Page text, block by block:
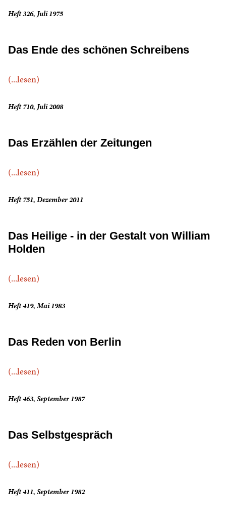
Heft 326, Juli 1975
Das Ende des schönen Schreibens
(...lesen)
Heft 710, Juli 2008
Das Erzählen der Zeitungen
(...lesen)
Heft 751, Dezember 2011
Das Heilige - in der Gestalt von William
Holden
(...lesen)
Heft 419, Mai 1983
Das Reden von Berlin
(...lesen)
Heft 463, September 1987
Das Selbstgespräch
(...lesen)
Heft 411, September 1982